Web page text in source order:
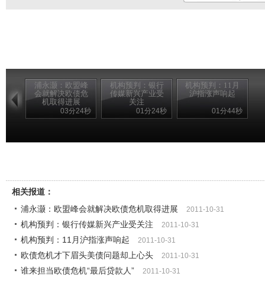
浦永灏：欧盟峰
会就解决欧债危
机取得进展
03分24秒
机构预判：银行
传媒新兴产业受
关注
01分24秒
机构预判：11月
沪指涨声响起
01分44秒
相关报道：
浦永灏：欧盟峰会就解决欧债危机取得进展
2011-10-31
机构预判：银行传媒新兴产业受关注 2011-10-31
机构预判：11月沪指涨声响起 2011-10-31
欧债危机才下眉头美债问题却上心头 2011-10-31
谁来担当欧债危机“最后贷款人” 2011-10-31